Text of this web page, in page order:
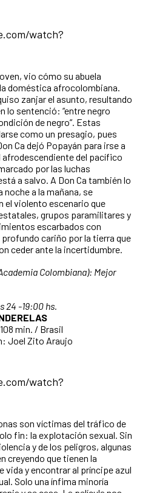
watch?
vio cómo su abuela
doméstica afrocolombiana.
zanjar el asunto, resultando
lo sentenció: “entre negro
de negro”. Estas
como un presagio, pues
Ca dejó Popayán para irse a
afrodescendiente del pacífico
por las luchas
a salvo. A Don Ca también lo
noche a la mañana, se
el violento escenario que
grupos paramilitares y
escarbados con
cariño por la tierra que
ceder ante la incertidumbre.
Colombiana): Mejor
24 -19:00 hs.
min. / Brasil
Joel Zito Araujo
watch?
son víctimas del tráfico de
fin: la explotación sexual. Sin
y de los peligros, algunas
creyendo que tienen la
vida y encontrar al príncipe azul
Solo una ínfima minoría